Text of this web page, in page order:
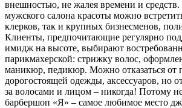
внешностью, не жалея времени и средств.
мужского салона красоты можно
клерков, так и крупных бизнесменов,
Клиенты, предпочитающие регулярно
имидж на высоте, выбирают
парикмахерской: стрижку волос,
маникюр, педикюр. Можно отказаться от
дорогостоящей одежды, аксессуаров, но
за волосами и лицом – никогда! Потому
барбершоп «Я» – самое любимое место